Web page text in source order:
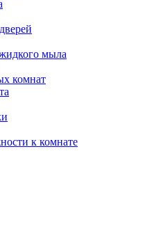
мыла
комнат
к комнате